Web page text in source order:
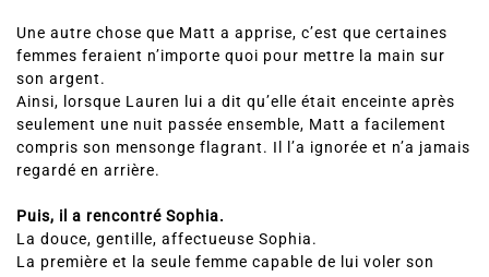
Une autre chose que Matt a apprise, c’est que certaines
femmes feraient n’importe quoi pour mettre la main sur
son argent.
Ainsi, lorsque Lauren lui a dit qu’elle était enceinte après
seulement une nuit passée ensemble, Matt a facilement
compris son mensonge flagrant. Il l’a ignorée et n’a jamais
regardé en arrière.
Puis, il a rencontré Sophia.
La douce, gentille, affectueuse Sophia.
La première et la seule femme capable de lui voler son